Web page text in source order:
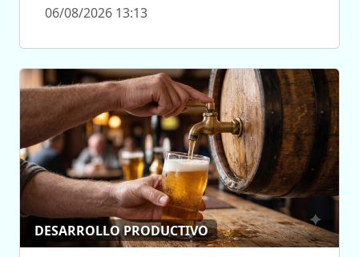
06/08/2026 13:13
DESARROLLO PRODUCTIVO